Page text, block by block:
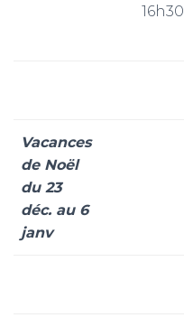
16h30
Vacances
de Noël
du 23
déc. au 6
janv